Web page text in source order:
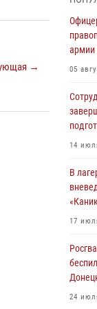
→
04
В ЛНР
04
03
южном
03
армии
05
14
В
17
24